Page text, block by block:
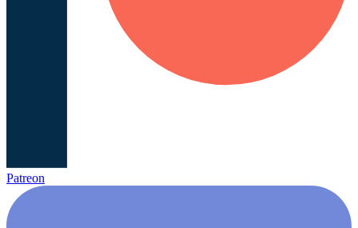
Patreon